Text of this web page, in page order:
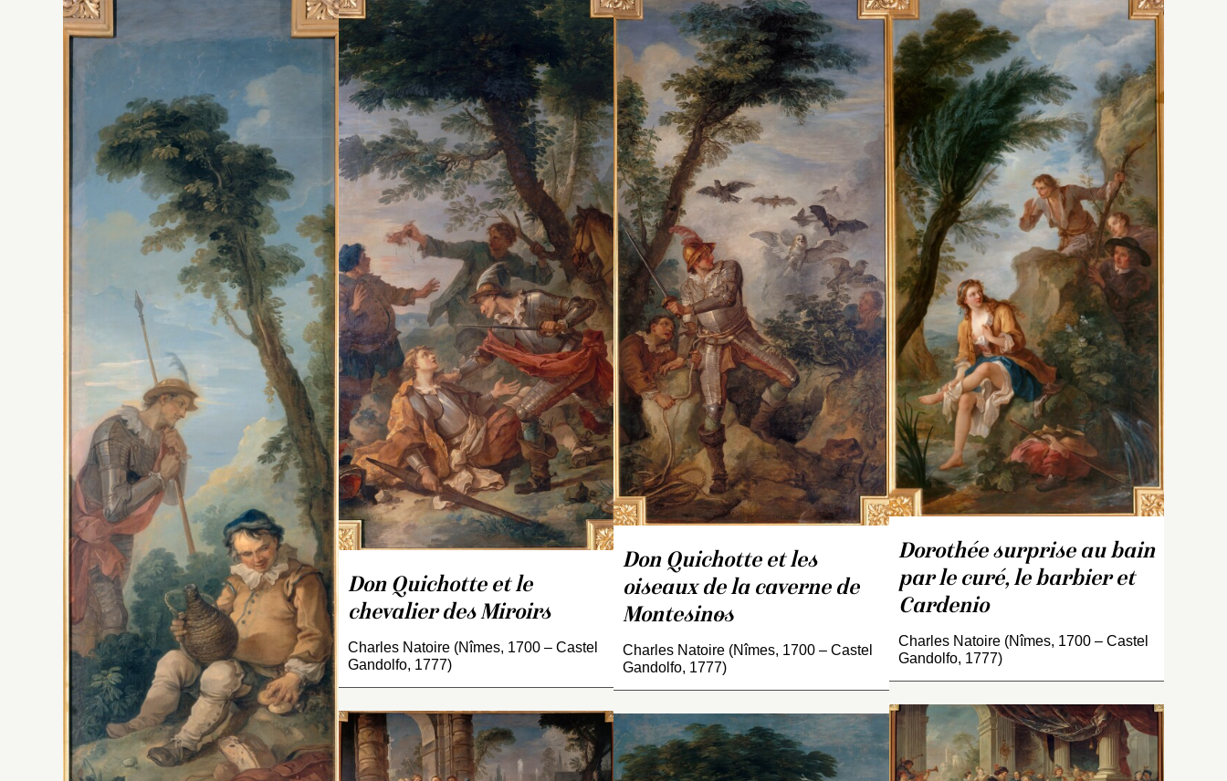
Don Quichotte et le
chevalier des Miroirs
Charles Natoire (Nîmes, 1700 – Castel
Gandolfo, 1777)
Tapisserie correspondante
conservée à Aix-en-
Provence, musée des
Tapisseries (INV. 11-12).
Don Quichotte et les
oiseaux de la caverne de
Montesinos
Charles Natoire (Nîmes, 1700 – Castel
Gandolfo, 1777)
Tapisserie correspondante
conservée à Aix-en-
Provence, musée des
Tapisseries (INV. 11-12).
Dorothée surprise au bain
par le curé, le barbier et
Cardenio
Charles Natoire (Nîmes, 1700 – Castel
Gandolfo, 1777)
Tableau sur un sujet
identique peint d’après
Charles-Antoine Coypel et
conservé au musée
national du château de
Compiègne (voir
INV. 3558).